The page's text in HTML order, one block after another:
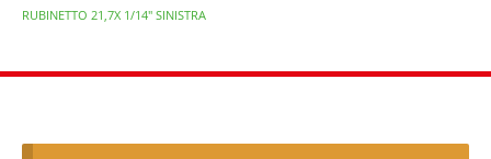
RUBINETTO 21,7X 1/14″ SINISTRA